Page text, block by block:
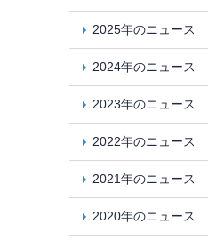
2025年のニュース
2024年のニュース
2023年のニュース
2022年のニュース
2021年のニュース
2020年のニュース